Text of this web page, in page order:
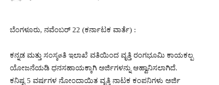
ಬೆಂಗಳೂರು, ನವೆಂಬರ್ 22 (ಕರ್ನಾಟಕ ವಾರ್ತೆ) :
ಕನ್ನಡ ಮತ್ತು ಸಂಸ್ಕøತಿ ಇಲಾಖೆ ವತಿಯಿಂದ ವೃತ್ತಿ ರಂಗಭೂಮಿ ಕಾಯಕಲ್ಪ
ಯೋಜನೆಯಡಿ ಧನಸಹಾಯಕ್ಕಾಗಿ ಅರ್ಜಿಗಳನ್ನು ಆಹ್ವಾನಿಸಲಾಗಿದೆ.
ಕನಿಷ್ಟ 5 ವರ್ಷಗಳ ನೋಂದಾಯಿತ ವೃತ್ತಿ ನಾಟಕ ಕಂಪನಿಗಳು ಅರ್ಜಿ